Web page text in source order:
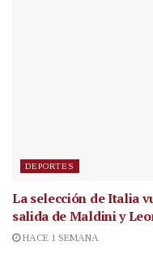
DEPORTES
La selección de Italia
salida de Maldini y
HACE 1 SEMANA